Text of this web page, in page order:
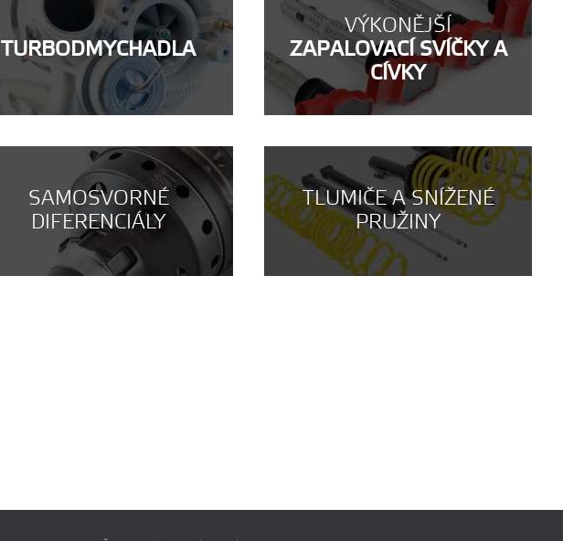
TURBODMYCHADLA
VÝKONĚJŠÍ
ZAPALOVACÍ SVÍČKY A
CÍVKY
SAMOSVORNÉ
DIFERENCIÁLY
TLUMIČE A SNÍŽENÉ
PRUŽINY